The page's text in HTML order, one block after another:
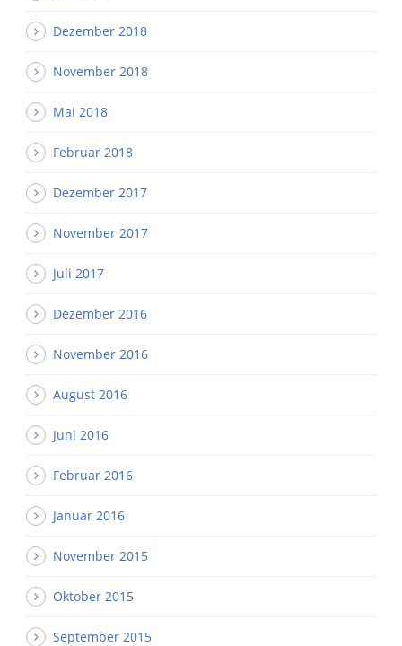
Dezember 2018
November 2018
Mai 2018
Februar 2018
Dezember 2017
November 2017
Juli 2017
Dezember 2016
November 2016
August 2016
Juni 2016
Februar 2016
Januar 2016
November 2015
Oktober 2015
September 2015